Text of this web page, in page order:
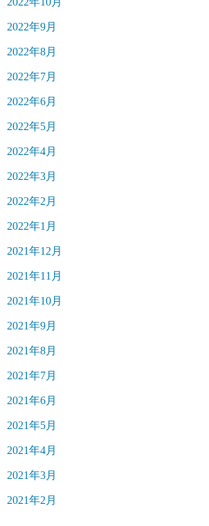
2022年9月
2022年8月
2022年7月
2022年6月
2022年5月
2022年4月
2022年3月
2022年2月
2022年1月
2021年12月
2021年11月
2021年10月
2021年9月
2021年8月
2021年7月
2021年6月
2021年5月
2021年4月
2021年3月
2021年2月